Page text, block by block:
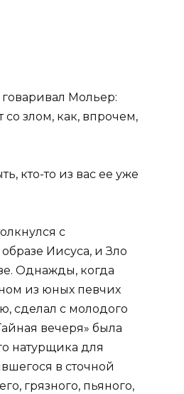
Мольер:
со злом, как, впрочем,
кто-то из вас ее уже
с
Иисуса, и Зло
Однажды, когда
из юных певчих
сделал с молодого
вечеря» была
натурщика для
в сточной
грязного, пьяного,